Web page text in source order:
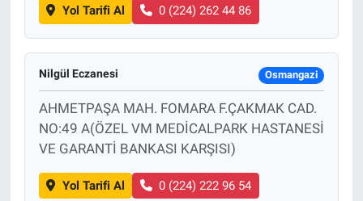
Yol Tarifi Al 0 (224) 262 44 86
Nilgül Eczanesi Osmangazi
AHMETPAŞA MAH. FOMARA F.ÇAKMAK CAD.
NO:49 A(ÖZEL VM MEDİCALPARK HASTANESİ
VE GARANTİ BANKASI KARŞISI)
Yol Tarifi Al 0 (224) 222 96 54